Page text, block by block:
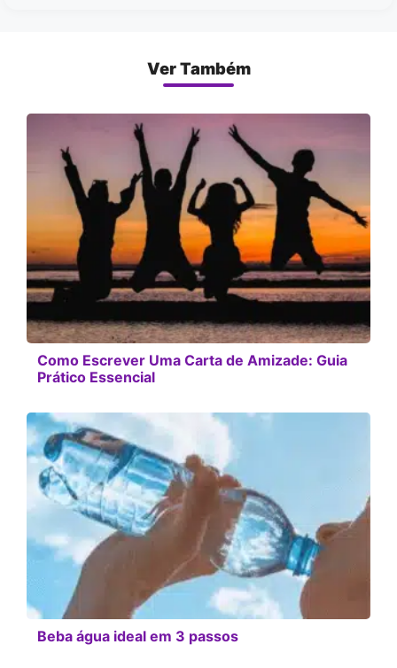
Ver Também
Como Escrever Uma Carta de Amizade: Guia
Prático Essencial
Beba água ideal em 3 passos